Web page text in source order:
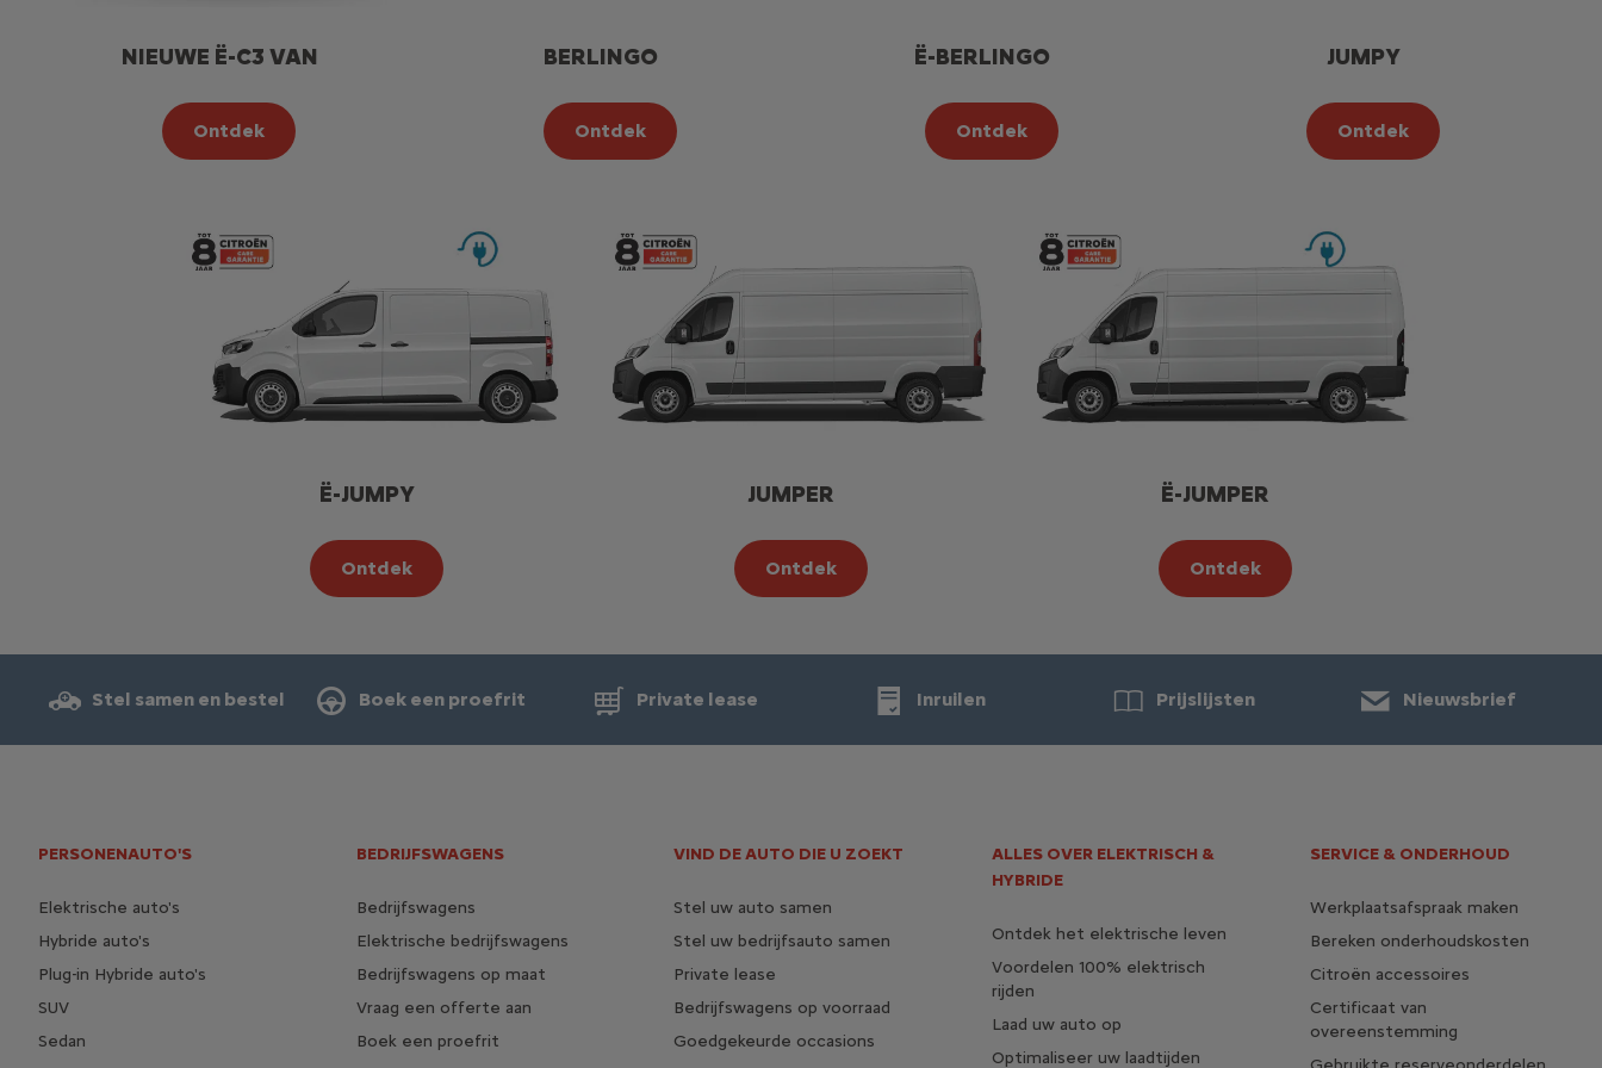
NIEUWE Ë-C3 VAN
Ontdek
BERLINGO
Ontdek
Ë-BERLINGO
Ontdek
JUMPY
Ontdek
Ë-JUMPY
Ontdek
JUMPER
Ontdek
Ë-JUMPER
Ontdek
Stel samen en bestel Boek een proefrit Private lease Inruilen Prijslijsten Nieuwsbrief
PERSONENAUTO'S
Elektrische auto's
Hybride auto's
Plug-in Hybride auto's
SUV
Sedan
BEDRIJFSWAGENS
Bedrijfswagens
Elektrische bedrijfswagens
Bedrijfswagens op maat
Vraag een offerte aan
Boek een proefrit
VIND DE AUTO DIE U ZOEKT
Stel uw auto samen
Stel uw bedrijfsauto samen
Private lease
Bedrijfswagens op voorraad
Goedgekeurde occasions
ALLES OVER ELEKTRISCH &
HYBRIDE
Ontdek het elektrische leven
Voordelen 100% elektrisch
rijden
Laad uw auto op
Optimaliseer uw laadtijden
SERVICE & ONDERHOUD
Werkplaatsafspraak maken
Bereken onderhoudskosten
Citroën accessoires
Certificaat van
overeenstemming